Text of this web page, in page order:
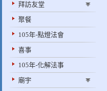
拜訪友堂
聚餐
105年-點燈法會
喜事
105年-化解法事
廟宇